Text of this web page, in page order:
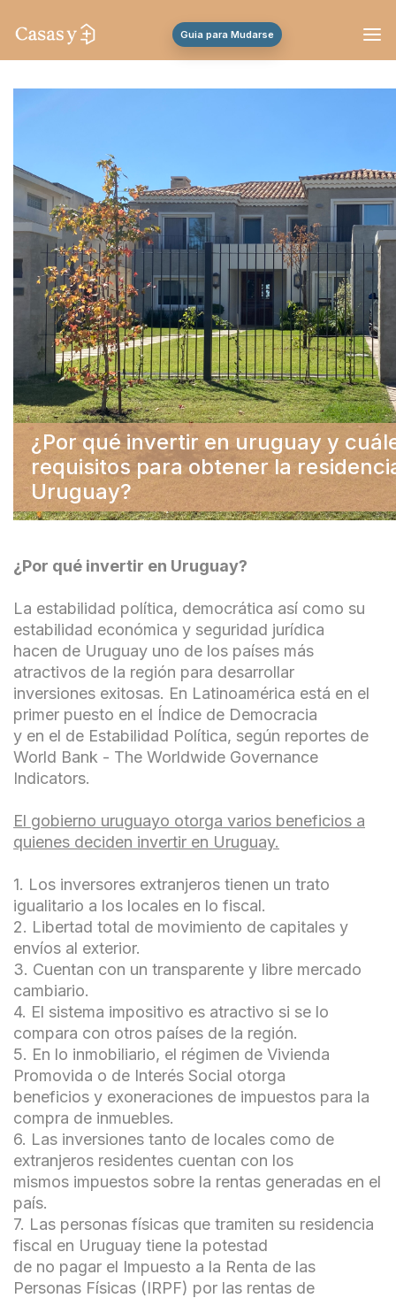
Guia para Mudarse
¿Por qué invertir en uruguay y
requisitos para obtener la
Uruguay?
¿Por qué invertir en Uruguay?
La estabilidad política, democrática así como su
estabilidad económica y seguridad jurídica
hacen de Uruguay uno de los países más
atractivos de la región para desarrollar
inversiones exitosas. En Latinoamérica está en el
primer puesto en el Índice de Democracia
y en el de Estabilidad Política, según reportes de
World Bank - The Worldwide Governance
Indicators.
El gobierno uruguayo otorga varios beneficios a
quienes deciden invertir en Uruguay.
1. Los inversores extranjeros tienen un trato
igualitario a los locales en lo fiscal.
2. Libertad total de movimiento de capitales y
envíos al exterior.
3. Cuentan con un transparente y libre mercado
cambiario.
4. El sistema impositivo es atractivo si se lo
compara con otros países de la región.
5. En lo inmobiliario, el régimen de Vivienda
Promovida o de Interés Social otorga
beneficios y exoneraciones de impuestos para la
compra de inmuebles.
6. Las inversiones tanto de locales como de
extranjeros residentes cuentan con los
mismos impuestos sobre la rentas generadas en el
país.
7. Las personas físicas que tramiten su residencia
fiscal en Uruguay tiene la potestad
de no pagar el Impuesto a la Renta de las
Personas Físicas (IRPF) por las rentas de